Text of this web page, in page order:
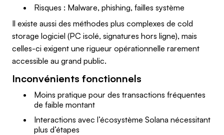
Risques : Malware, phishing, failles système
Il existe aussi des méthodes plus complexes de cold
storage logiciel (PC isolé, signatures hors ligne), mais
celles-ci exigent une rigueur opérationnelle rarement
accessible au grand public.
Inconvénients fonctionnels
Moins pratique pour des transactions fréquentes
de faible montant
Interactions avec l’écosystème Solana nécessitant
plus d’étapes